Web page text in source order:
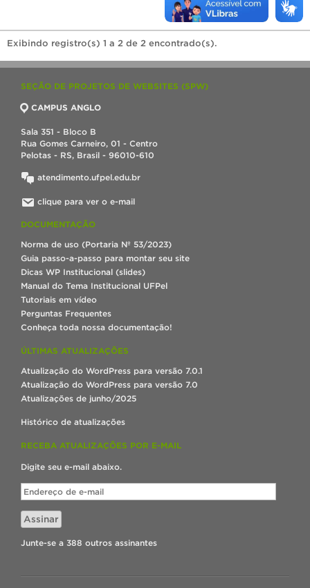
Exibindo registro(s) 1 a 2 de 2 encontrado(s).
SEÇÃO DE PROJETOS DE WEBSITES (SPW)
CAMPUS ANGLO
Sala 351 - Bloco B
Rua Gomes Carneiro, 01 - Centro
Pelotas - RS, Brasil - 96010-610
atendimento.ufpel.edu.br
clique para ver o e-mail
DOCUMENTAÇÃO
Norma de uso (Portaria Nº 53/2023)
Guia passo-a-passo para montar seu site
Dicas WP Institucional (slides)
Manual do Tema Institucional UFPel
Tutoriais em vídeo
Perguntas Frequentes
Conheça toda nossa documentação!
ÚLTIMAS ATUALIZAÇÕES
Atualização do WordPress para versão 7.0.1
Atualização do WordPress para versão 7.0
Atualizações de junho/2025
Histórico de atualizações
RECEBA ATUALIZAÇÕES POR E-MAIL
Digite seu e-mail abaixo.
Endereço
de
e-
mail
Assinar
Junte-se a 388 outros assinantes